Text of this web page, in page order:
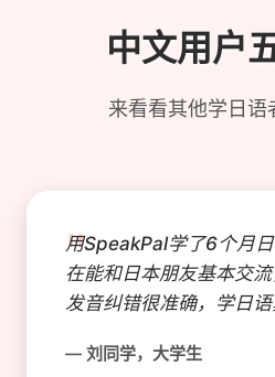
中文用户
来看看其他学日语
"
用SpeakPal学了6个月
在能和日本朋友基本交流
发音纠错很准确，学日语
— 刘同学，大学生